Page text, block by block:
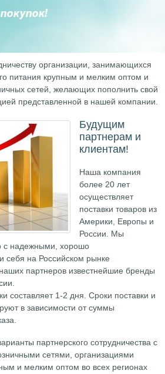
организации, занимающихся
питания крупным и мелким оптом и
сетей, желающих пополнить свой
представленной в нашей компании.
Будущим
партнерам и
клиентам!
Наша компания
более 20 лет
осуществляет
поставки товаров из
Америки, Европы и
России. Мы
с надежными, хорошо
себя на Российском рынке
партнеров известнейшие бренды
составляет 1-2 дня. Сроки поставки и
в зависимости от суммы
партнерского сотрудничества с
сетями, организациями
и мелким оптом во всех регионах